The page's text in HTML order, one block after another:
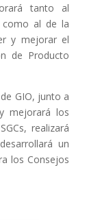
tanto al
como al de la
y mejorar el
de Producto
GIO, junto a
mejorará los
realizará
un
los Consejos